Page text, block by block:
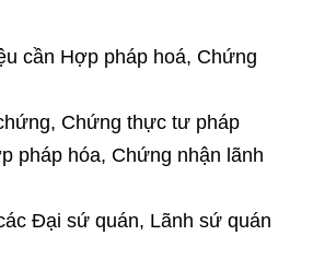
cần Hợp pháp hoá, Chứng
Chứng thực tư pháp
pháp hóa, Chứng nhận lãnh
Đại sứ quán, Lãnh sứ quán